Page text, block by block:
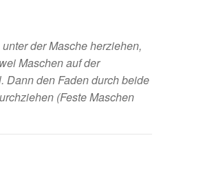
der Masche herziehen,
Maschen auf der
Dann den Faden durch beide
(Feste Maschen